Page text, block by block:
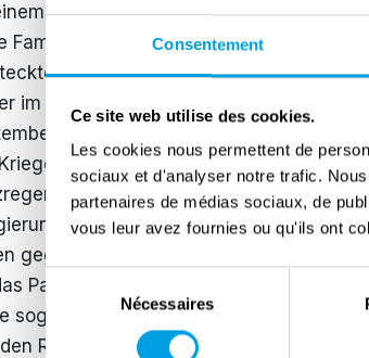
Consentement
Ce site web utilise des cookies.
Les cookies nous permettent de
sociaux et d'analyser notre trafic.
partenaires de médias sociaux, de
vous leur avez fournies ou qu'ils ont
Sélection
consentement
Nécessaires
Palast unter Hausarrest. Kurz vor
Familie nach Deutschland deportiert.
sich bis zum Ende der Besatzung
im Ausland aufhielt und offiziell als
1944 zum Regenten erklärt. Er
Im Mai 1945 wurde Leopold III.
im Amt. Nachfolgende
Leopolds zu
gegen die Rückkehr des Königs. Also
Parlament offiziell das Ende der
sogenannte Königsfrage spaltete das
Retter der Monarchie. Er